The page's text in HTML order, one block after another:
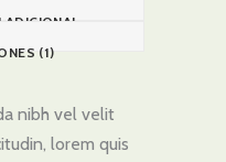
ADICIONAL
(1)
nibh vel velit
lorem quis